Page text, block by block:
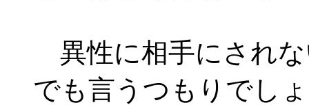
異性に相手にされな
でも言うつもりでし